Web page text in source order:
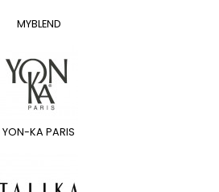
MYBLEND
YON-KA PARIS